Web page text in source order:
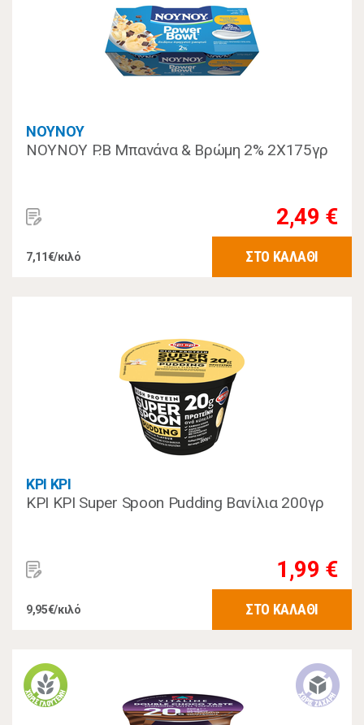
NOYNOY
NOYNOY P.B Μπανάνα & Βρώμη 2% 2Χ175γρ
2,49 €
7,11€/κιλό ΣΤΟ ΚΑΛΑΘΙ
ΚΡΙ ΚΡΙ
ΚΡΙ ΚΡΙ Super Spoon Pudding Βανίλια 200γρ
1,99 €
9,95€/κιλό ΣΤΟ ΚΑΛΑΘΙ